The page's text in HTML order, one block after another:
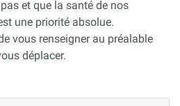
et que la santé de nos
une priorité absolue.
vous renseigner au préalable
déplacer.